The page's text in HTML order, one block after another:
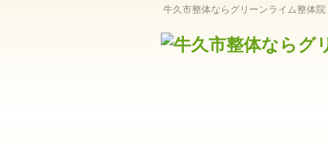
牛久市整体ならグリーンライム整体院